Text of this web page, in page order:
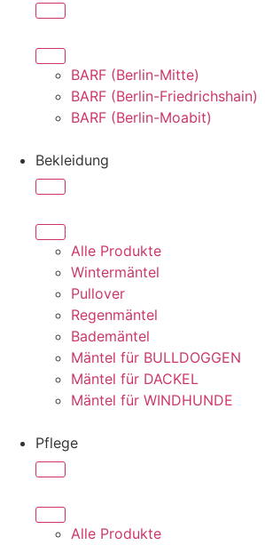
BARF (Berlin-Mitte)
BARF (Berlin-Friedrichshain)
BARF (Berlin-Moabit)
Bekleidung
Alle Produkte
Wintermäntel
Pullover
Regenmäntel
Bademäntel
Mäntel für BULLDOGGEN
Mäntel für DACKEL
Mäntel für WINDHUNDE
Pflege
Alle Produkte